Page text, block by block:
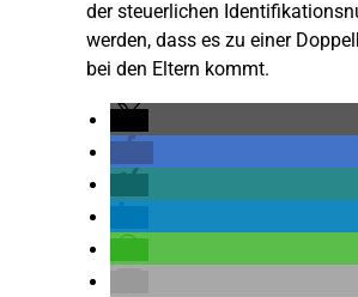
der steuerlichen
werden, dass es zu einer
bei den Eltern kommt.